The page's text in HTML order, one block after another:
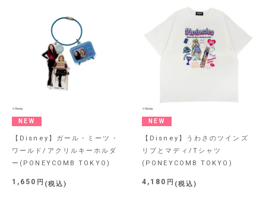
NEW
【Disney】ガール・ミーツ・
ワールド/アクリルキーホルダ
ー(PONEYCOMB TOKYO)
1,650 税込
NEW
【Disney】うわさのツインズ
リブとマディ/Tシャツ
(PONEYCOMB TOKYO)
4,180 税込